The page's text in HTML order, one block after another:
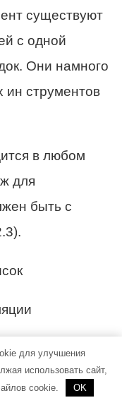
существуют
с одной
Они намного
ин струментов
в любом
для
быть с
2.4).
для улучшения
использовать сайт,
cookie.
OK